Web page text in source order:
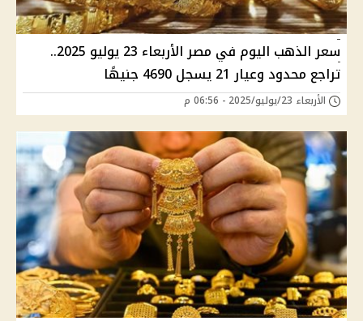
سعر الذهب اليوم في مصر الأربعاء 23 يوليو 2025..
تراجع محدود وعيار 21 يسجل 4690 جنيهًا
الأربعاء 23/يوليو/2025 - 06:56 م